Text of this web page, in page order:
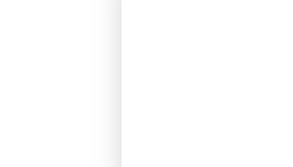
Ανθεκτικές υποδομές